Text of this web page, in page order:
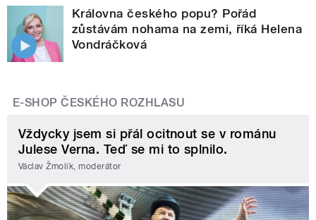
Královna českého popu? Pořád
zůstávám nohama na zemi, říká Helena
Vondráčková
E-SHOP ČESKÉHO ROZHLASU
Vždycky jsem si přál ocitnout se v románu
Julese Verna. Teď se mi to splnilo.
Václav Žmolík, moderátor